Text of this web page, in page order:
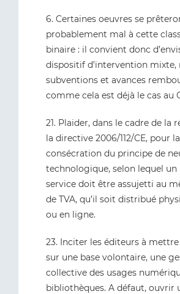
6. Certaines oeuvres se
probablement mal à cette
binaire : il convient donc
dispositif d’intervention mixte,
subventions et avances
comme cela est déjà le cas au
21. Plaider, dans le cadre de la
la directive 2006/112/CE, pour la
consécration du principe de
technologique, selon lequel un
service doit être assujetti au
de TVA, qu’il soit distribué
ou en ligne.
23. Inciter les éditeurs à mettre
sur une base volontaire, une
collective des usages
bibliothèques. A défaut, ouvrir